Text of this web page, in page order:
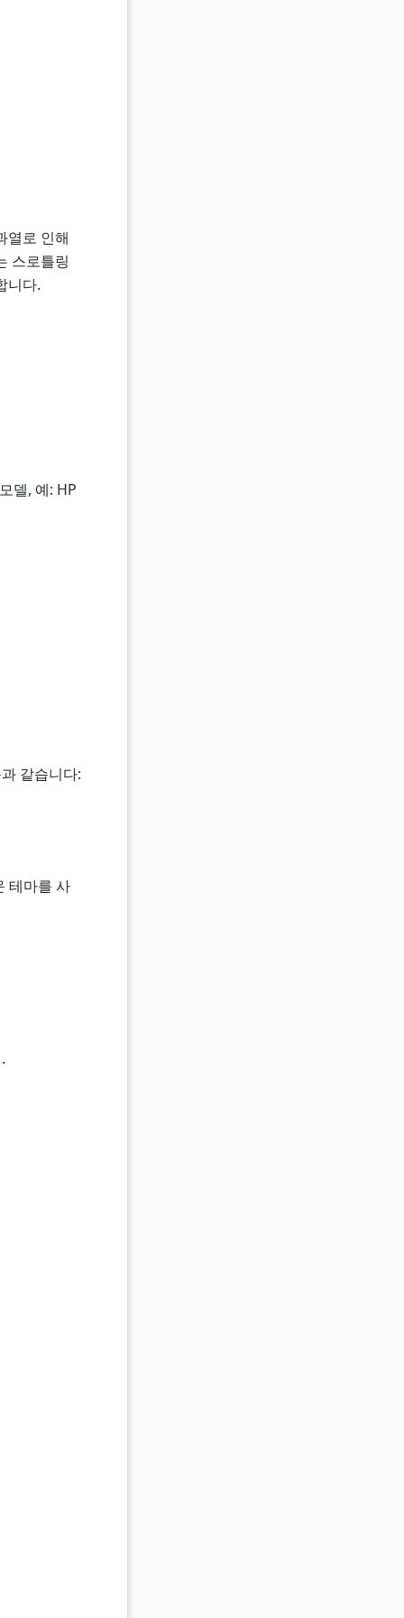
열로 인해
스로틀링
니다.
델, 예: HP
같습니다:
테마를 사